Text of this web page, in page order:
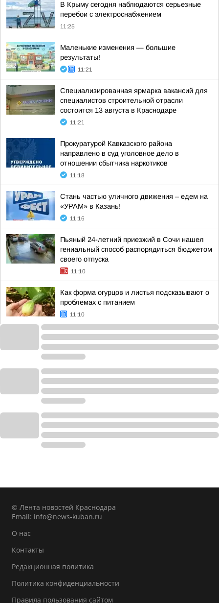
В Крыму сегодня наблюдаются серьезные
перебои с электроснабжением
11:25
Маленькие изменения — большие
результаты!
11:21
Специализированная ярмарка вакансий для
специалистов строительной отрасли
состоится 13 августа в Краснодаре
11:21
Прокуратурой Кавказского района
направлено в суд уголовное дело в
отношении сбытчика наркотиков
11:18
Стань частью уличного движения – едем на
«УРАМ» в Казань!
11:16
Пьяный 24-летний приезжий в Сочи нашел
гениальный способ распорядиться бюджетом
своего отпуска
11:10
Как форма огурцов и листья подсказывают о
проблемах с питанием
11:10
© Лента новостей Краснодара
Email: info@news-kuban.ru
О нас
Контакты
Редакционная политика
Политика конфиденциальности
Правила пользования сайтом